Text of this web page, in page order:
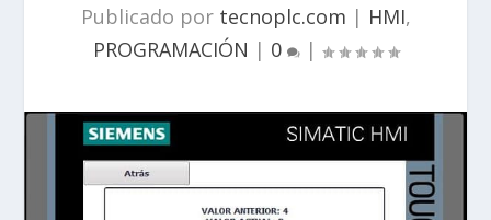
Publicado por tecnoplc.com | HMI,
PROGRAMACIÓN | 0 |